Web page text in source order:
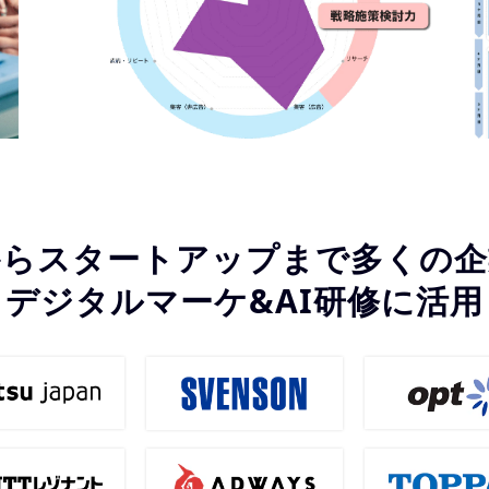
スタートアップまで多くの
デジタルマーケ&AI研修に活用